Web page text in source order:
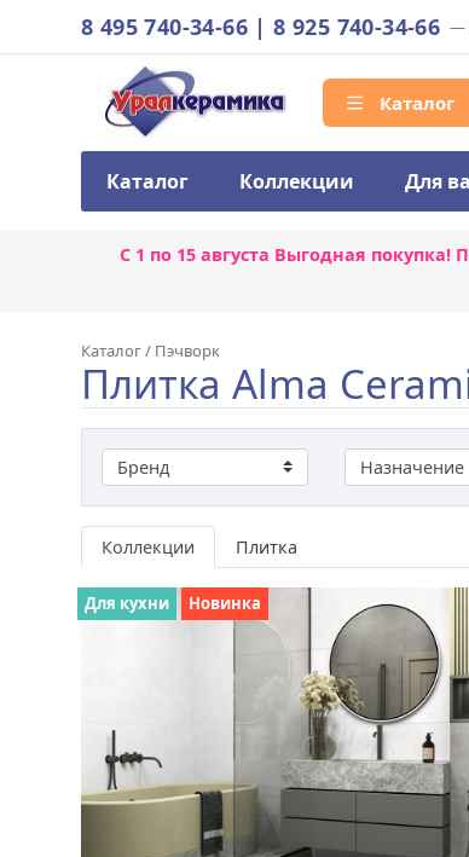
8 495 740-34-66 |8 925 740-34-66 —
Каталог
Каталог Коллекции Для
С 1 по 15 августа Выгодная покупка!
Каталог/ Пэчворк
Плитка Alma
Коллекции Плитка
Для кухни Новинка